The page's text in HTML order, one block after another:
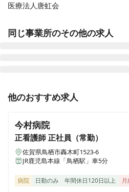
医療法人唐虹会
同じ事業所のその他の求人
准看護師 正社員（常勤）
【24時間託児所｜有給取得率100
准看護師 パート・アルバイト
【非常勤｜24時間託児所あり｜
備「そっと、あなたと心のケア」
期、ストレスケアにも特化した“
他のおすすめ求人
今村病院
正看護師正社員（常勤）
佐賀県鳥栖市轟木町1523-6
JR鹿児島本線「鳥栖駅」車5分
病院 日勤のみ 年間休日120日以上